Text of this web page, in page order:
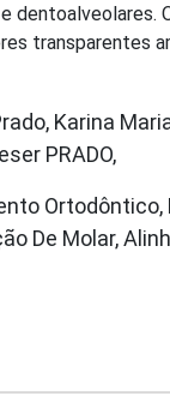
dentoalveolares.
transparentes
Karina
PRADO,
Ortodôntico,
De Molar,